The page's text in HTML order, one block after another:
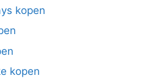
kopen
kopen